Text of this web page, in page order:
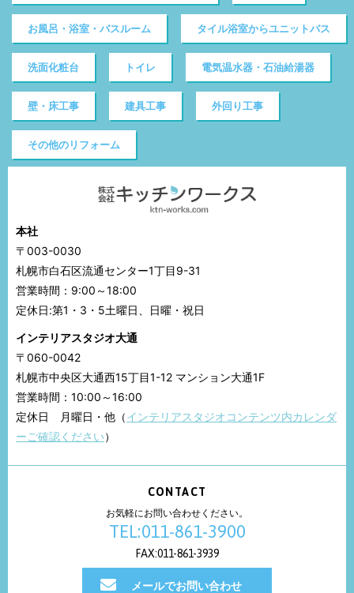
お風呂・浴室・バスルーム タイル浴室からユニットバス
洗面化粧台 トイレ 電気温水器・石油給湯器
壁・床工事 建具工事 外回り工事
その他のリフォーム
本社
〒003-0030
札幌市白石区流通センター1丁目9-31
営業時間：9:00～18:00
定休日:第1・3・5土曜日、日曜・祝日
インテリアスタジオ大通
〒060-0042
札幌市中央区大通西15丁目1-12 マンション大通1F
営業時間：10:00～16:00
定休日 月曜日・他（インテリアスタジオコンテンツ内カレンダ
ーご確認ください）
CONTACT
お気軽にお問い合わせください。
TEL:011-861-3900
FAX:011-861-3939
メールでお問い合わせ